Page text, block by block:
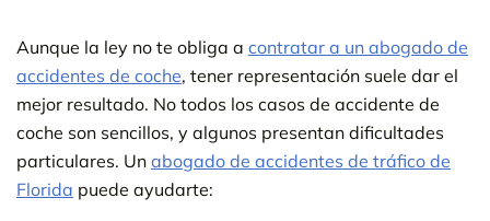
Aunque la ley no te obliga a contratar a un abogado de
accidentes de coche, tener representación suele dar el
mejor resultado. No todos los casos de accidente de
coche son sencillos, y algunos presentan dificultades
particulares. Un abogado de accidentes de tráfico de
Florida puede ayudarte: